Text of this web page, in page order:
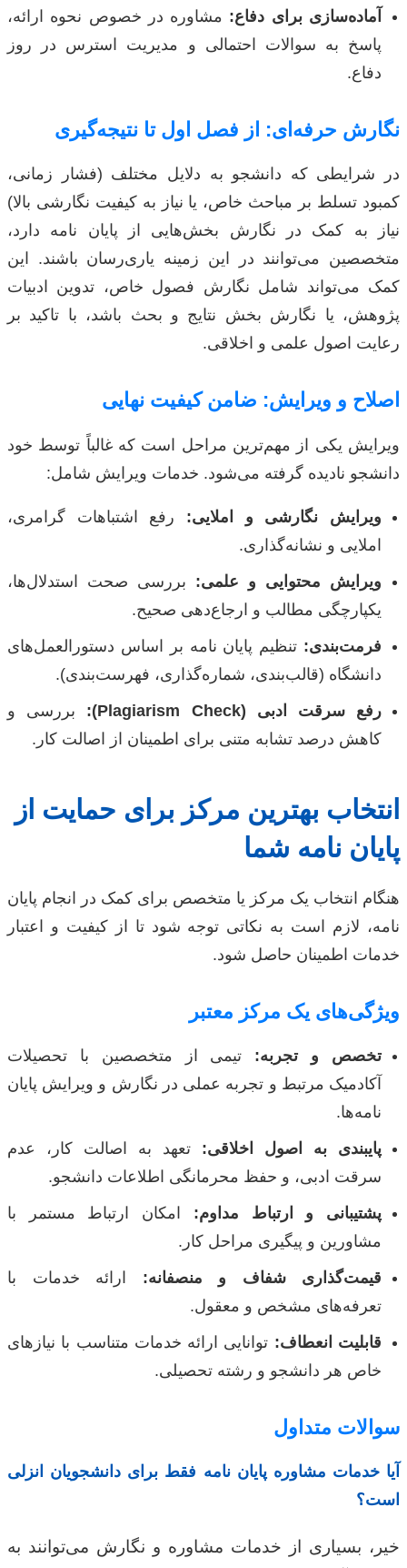
آماده‌سازی برای دفاع: مشاوره در خصوص نحوه ارائه،
پاسخ به سوالات احتمالی و مدیریت استرس در روز
دفاع.
نگارش حرفه‌ای: از فصل اول تا نتیجه‌گیری
در شرایطی که دانشجو به دلایل مختلف (فشار زمانی،
کمبود تسلط بر مباحث خاص، یا نیاز به کیفیت نگارشی بالا)
نیاز به کمک در نگارش بخش‌هایی از پایان نامه دارد،
متخصصین می‌توانند در این زمینه یاری‌رسان باشند. این
کمک می‌تواند شامل نگارش فصول خاص، تدوین ادبیات
پژوهش، یا نگارش بخش نتایج و بحث باشد، با تاکید بر
رعایت اصول علمی و اخلاقی.
اصلاح و ویرایش: ضامن کیفیت نهایی
ویرایش یکی از مهم‌ترین مراحل است که غالباً توسط خود
دانشجو نادیده گرفته می‌شود. خدمات ویرایش شامل:
ویرایش نگارشی و املایی: رفع اشتباهات گرامری،
املایی و نشانه‌گذاری.
ویرایش محتوایی و علمی: بررسی صحت استدلال‌ها،
یکپارچگی مطالب و ارجاع‌دهی صحیح.
فرمت‌بندی: تنظیم پایان نامه بر اساس دستورالعمل‌های
دانشگاه (قالب‌بندی، شماره‌گذاری، فهرست‌بندی).
رفع سرقت ادبی (Plagiarism Check):
بررسی و
کاهش درصد تشابه متنی برای اطمینان از اصالت کار.
انتخاب بهترین مرکز برای حمایت از
پایان نامه شما
هنگام انتخاب یک مرکز یا متخصص برای کمک در انجام پایان
نامه، لازم است به نکاتی توجه شود تا از کیفیت و اعتبار
خدمات اطمینان حاصل شود.
ویژگی‌های یک مرکز معتبر
تخصص و تجربه: تیمی از متخصصین با تحصیلات
آکادمیک مرتبط و تجربه عملی در نگارش و ویرایش پایان
نامه‌ها.
پایبندی به اصول اخلاقی: تعهد به اصالت کار، عدم
سرقت ادبی، و حفظ محرمانگی اطلاعات دانشجو.
پشتیبانی و ارتباط مداوم: امکان ارتباط مستمر با
مشاورین و پیگیری مراحل کار.
قیمت‌گذاری شفاف و منصفانه: ارائه خدمات با
تعرفه‌های مشخص و معقول.
قابلیت انعطاف: توانایی ارائه خدمات متناسب با نیازهای
خاص هر دانشجو و رشته تحصیلی.
سوالات متداول
آیا خدمات مشاوره پایان نامه فقط برای دانشجویان انزلی
است؟
خیر، بسیاری از خدمات مشاوره و نگارش می‌توانند به